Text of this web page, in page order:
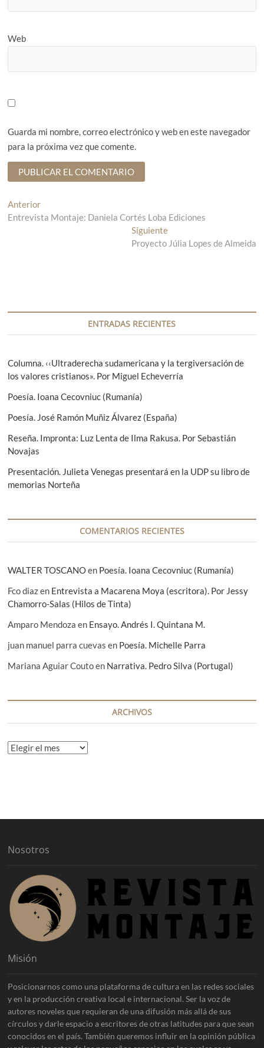
Web
Guarda mi nombre, correo electrónico y web en este navegador
para la próxima vez que comente.
N
a
i
ó
n
d
e
e
n
t
r
a
s
Anterior
n
e
i
o
:
Entrevista Montaje: Daniela Cortés Loba Ediciones
SiguienteE
n
s
i
u
i
t
:
Proyecto Júlia Lopes de Almeida
ENTRADAS RECIENTES
Columna. ‹‹Ultraderecha sudamericana y la tergiversación de
los valores cristianos». Por Miguel Echeverría
Poesía. Ioana Cecovniuc (Rumanía)
Poesía. José Ramón Muñiz Álvarez (España)
Reseña. Impronta: Luz Lenta de Ilma Rakusa. Por Sebastián
Novajas
Presentación. Julieta Venegas presentará en la UDP su libro de
memorias Norteña
COMENTARIOS RECIENTES
WALTER TOSCANOen Poesía. Ioana Cecovniuc (Rumanía)
Fco diazen Entrevista a Macarena Moya (escritora). Por Jessy
Chamorro-Salas (Hilos de Tinta)
Amparo Mendoza en Ensayo. Andrés I. Quintana M.
juan manuel parra cuevas en Poesía. Michelle Parra
Mariana Aguiar Coutoen Narrativa. Pedro Silva (Portugal)
ARCHIVOS
A
Nosotros
Misión
Posicionarnos como una plataforma de cultura en las redes sociales
y en la producción creativa local e internacional. Ser la voz de
autores noveles que requieran de una difusión más allá de sus
círculos y darle espacio a escritores de otras latitudes para que sean
conocidos en el país. También queremos influir en la opinión pública